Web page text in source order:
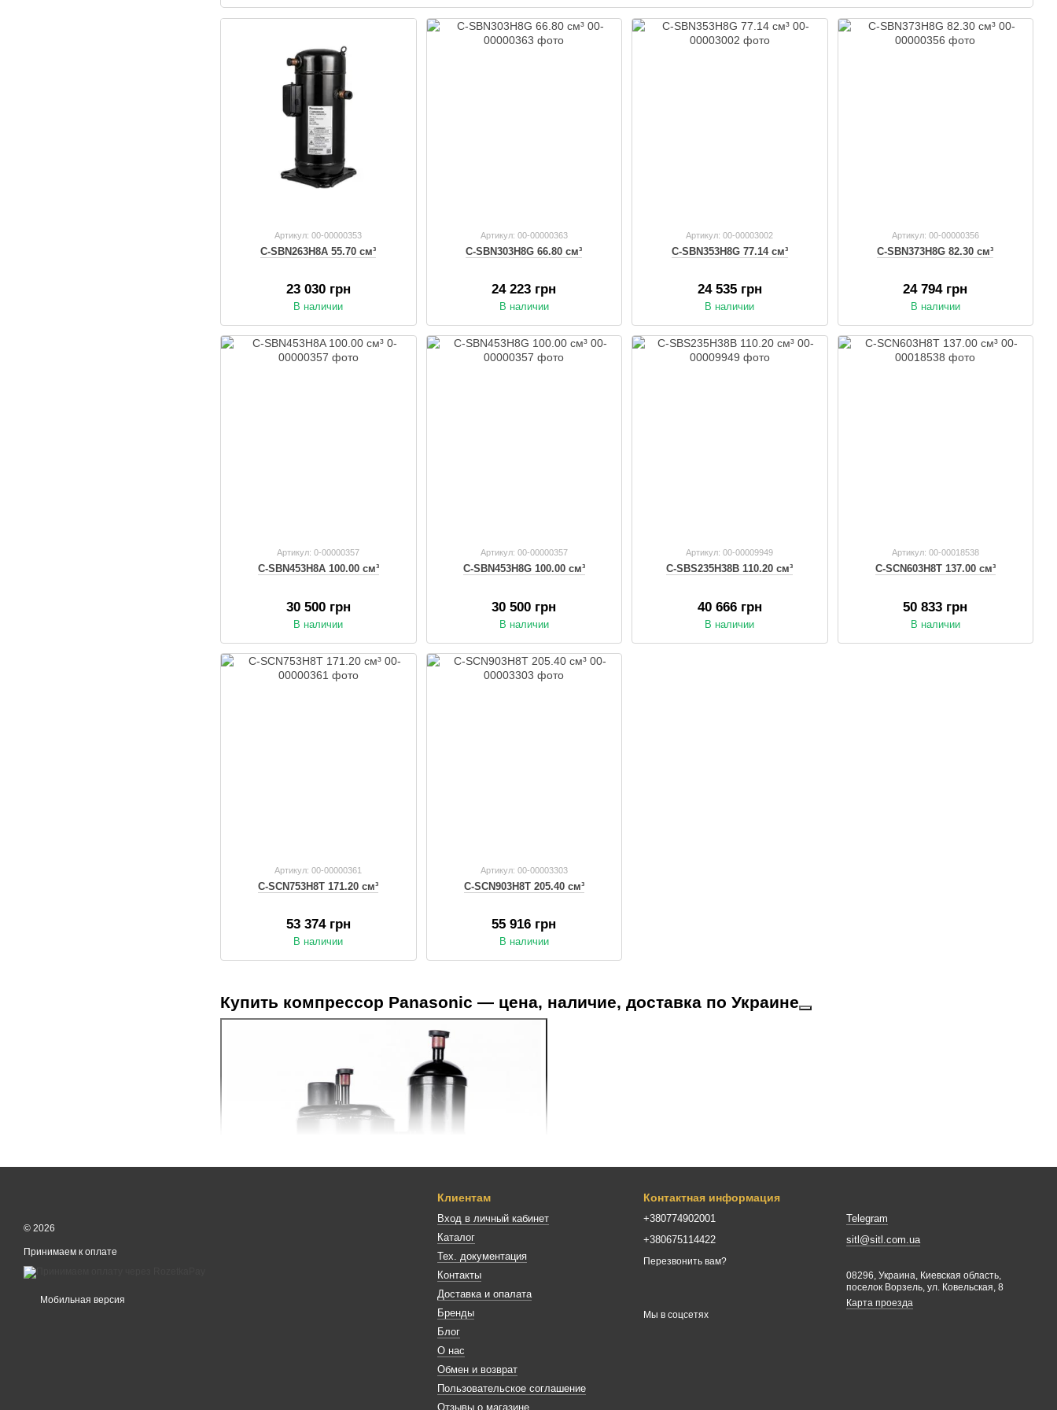
Купить компрессор Panasonic — цена, наличие, доставка по Украине
Артикул: 00-00000353
C-SBN263H8A 55.70 см³
23 030 грн
В наличии
Артикул: 00-00000363
C-SBN303H8G 66.80 см³
24 223 грн
В наличии
Артикул: 00-00003002
C-SBN353H8G 77.14 см³
24 535 грн
В наличии
Артикул: 00-00000356
C-SBN373H8G 82.30 см³
24 794 грн
В наличии
Артикул: 0-00000357
C-SBN453H8A 100.00 см³
30 500 грн
В наличии
Артикул: 00-00000357
C-SBN453H8G 100.00 см³
30 500 грн
В наличии
Артикул: 00-00009949
C-SBS235H38B 110.20 см³
40 666 грн
В наличии
Артикул: 00-00018538
C-SCN603H8T 137.00 см³
50 833 грн
В наличии
Артикул: 00-00000361
C-SCN753H8T 171.20 см³
53 374 грн
В наличии
Артикул: 00-00003303
C-SCN903H8T 205.40 см³
55 916 грн
В наличии
© 2026
Принимаем к оплате
Мобильная версия
Клиентам
Вход в личный кабинет
Каталог
Тех. документация
Контакты
Доставка и опалата
Бренды
Блог
О нас
Обмен и возврат
Пользовательское соглашение
Отзывы о магазине
Контактная информация
+380774902001
+380675114422
Перезвонить вам?
Telegram
sitl@sitl.com.ua
08296, Украина, Киевская область,
поселок Ворзель, ул. Ковельская, 8
Карта проезда
Мы в соцсетях